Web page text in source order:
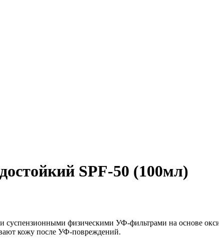
SPF-50 (100мл)
физическими УФ-фильтрами на основе
кожу после УФ-повреждений.